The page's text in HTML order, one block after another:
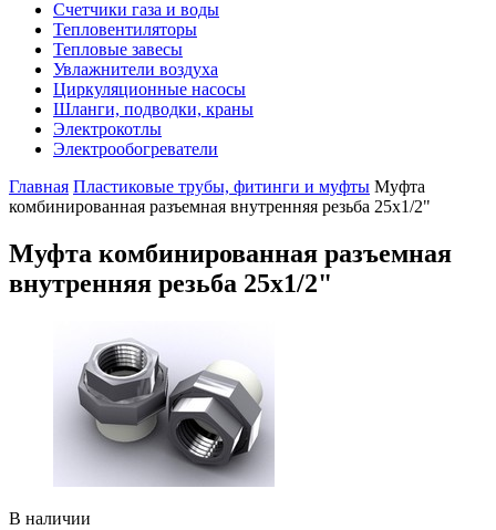
Счетчики газа и воды
Тепловентиляторы
Тепловые завесы
Увлажнители воздуха
Циркуляционные насосы
Шланги, подводки, краны
Электрокотлы
Электрообогреватели
Главная Пластиковые трубы, фитинги и муфты Муфта
комбинированная разъемная внутренняя резьба 25х1/2"
Муфта комбинированная разъемная
внутренняя резьба 25х1/2"
В наличии